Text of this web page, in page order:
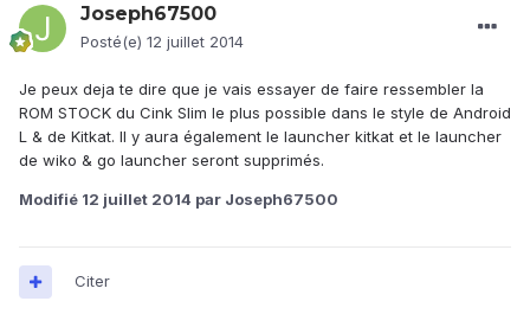
Joseph67500
Posté(e) 12 juillet 2014
Je peux deja te dire que je vais essayer de faire ressembler la
ROM STOCK du Cink Slim le plus possible dans le style de Android
L & de Kitkat. Il y aura également le launcher kitkat et le launcher
de wiko & go launcher seront supprimés.
Modifié 12 juillet 2014 par Joseph67500
Citer